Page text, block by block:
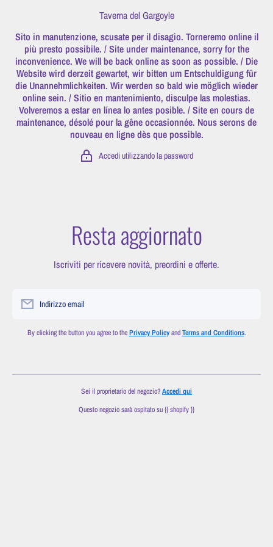
Taverna del Gargoyle
Sito in manutenzione, scusate per il disagio. Torneremo online il
più presto possibile. / Site under maintenance, sorry for the
inconvenience. We will be back online as soon as possible. / Die
Website wird derzeit gewartet, wir bitten um Entschuldigung für
die Unannehmlichkeiten. Wir werden so bald wie möglich wieder
online sein. / Sitio en mantenimiento, disculpe las molestias.
Volveremos a estar en línea lo antes posible. / Site en cours de
maintenance, désolé pour la gêne occasionnée. Nous serons de
nouveau en ligne dès que possible.
Accedi utilizzando la password
Resta aggiornato
Iscriviti per ricevere novità, preordini e offerte.
Indirizzo email
By clicking the button you agree to thePrivacy PolicyandTerms and Conditions.
Sei il proprietario del negozio?Accedi qui
Questo negozio sarà ospitato su {{ shopify }}